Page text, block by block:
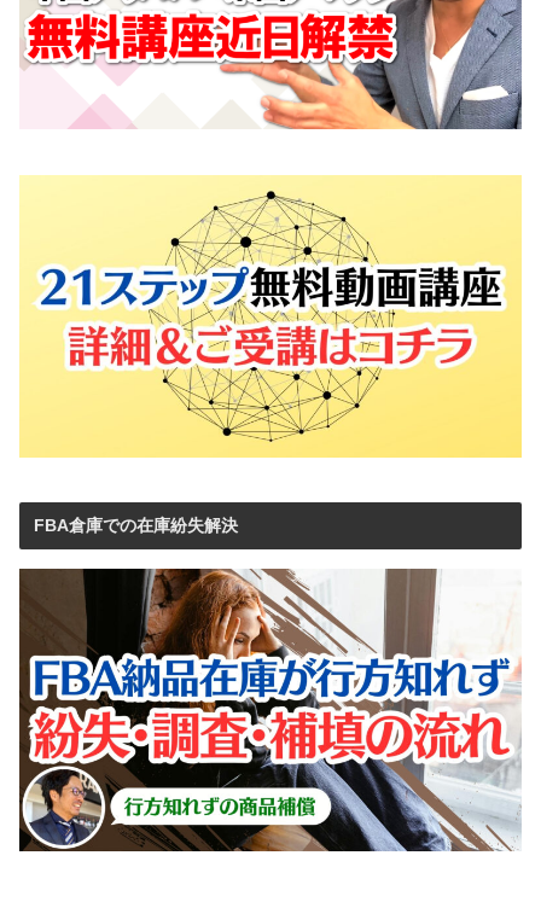
FBA倉庫での在庫紛失解決